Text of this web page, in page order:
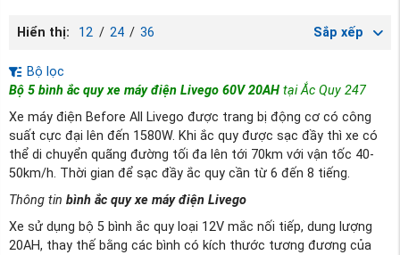
Hiển thị: 12 / 24 / 36 Sắp xếp
Bộ lọc
Bộ 5 bình ắc quy xe máy điện Livego 60V 20AH tại Ắc Quy 247
Xe máy điện Before All Livego được trang bị động cơ có công
suất cực đại lên đến 1580W. Khi ắc quy được sạc đầy thì xe có
thể di chuyển quãng đường tối đa lên tới 70km với vận tốc 40-
50km/h. Thời gian để sạc đầy ắc quy cần từ 6 đến 8 tiếng.
Thông tin bình ắc quy xe máy điện Livego
Xe sử dụng bộ 5 bình ắc quy loại 12V mắc nối tiếp, dung lượng
20AH, thay thế bằng các bình có kích thước tương đương của